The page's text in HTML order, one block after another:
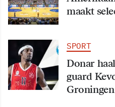
maakt
SPORT
Donar
guard
Groningen